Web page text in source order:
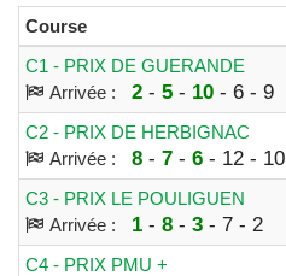
Course
C1 - PRIX DE GUERANDE
Arrivée :
2- 5- 10- 6 - 9
C2 - PRIX DE HERBIGNAC
Arrivée :
8- 7- 6- 12 - 10
C3 - PRIX LE POULIGUEN
Arrivée :
1 - 8- 3- 7 - 2
C4 - PRIX PMU +